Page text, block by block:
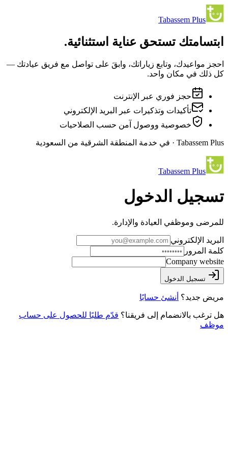
Tabassem Plus
ابتسامتك تستحق عناية استثنائية.
احجز مواعيدك، وتابع زياراتك، وابقَ على تواصل مع فريق عيادتك —
كل ذلك في مكان واحد.
حجز فوري عبر الإنترنت
تأكيدات وتذكيرات عبر البريد الإلكتروني
خصوصية ووصول آمن حسب الصلاحيات
Tabassem Plus · في خدمة المنطقة الشرقية من السعودية
Tabassem Plus
تسجيل الدخول
للمرضى وموظفي العيادة والإدارة.
البريد الإلكتروني
كلمة المرور
Company website
تسجيل الدخول
مريض جديد؟ أنشئ حسابًا
هل ترغب بالانضمام إلى فريقنا؟ قدّم طلبًا للحصول على حساب
موظف